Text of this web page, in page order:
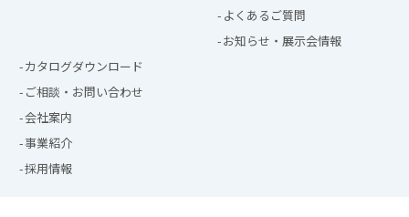
よくあるご質問
お知らせ・展示会情報
カタログダウンロード
ご相談・お問い合わせ
会社案内
事業紹介
採用情報